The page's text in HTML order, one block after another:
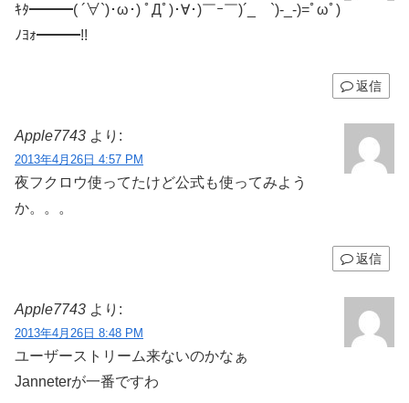
ｷﾀ━━━( ´∀`)･ω･) ﾟДﾟ)･∀･)￣ｰ￣)´_ゝ`)-_-)=ﾟωﾟ)
ﾉﾖｫ━━━!!
返信
Apple7743 より:
2013年4月26日 4:57 PM
夜フクロウ使ってたけど公式も使ってみよう
か。。。
返信
Apple7743 より:
2013年4月26日 8:48 PM
ユーザーストリーム来ないのかなぁ
Janneterが一番ですわ